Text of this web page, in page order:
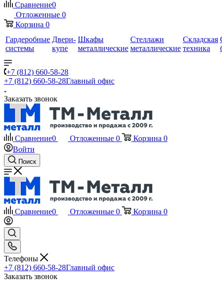
Сравнение0
Отложенные 0
Корзина 0
Гардеробные
системы
Двери-
купе
Шкафы
металлические
Стеллажи
металлические
Складская
техника
+7 (812) 660-58-28
+7 (812) 660-58-28Главный офис
Заказать звонок
Сравнение0 Отложенные 0 Корзина 0
Войти
Поиск
Сравнение0 Отложенные 0 Корзина 0
Телефоны
+7 (812) 660-58-28Главный офис
Заказать звонок